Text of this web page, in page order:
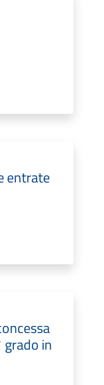
entrate
in